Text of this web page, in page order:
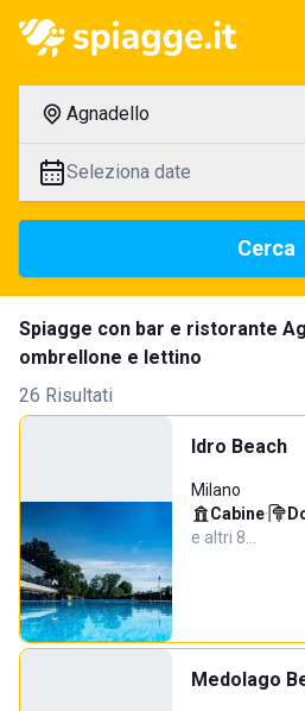
Agnadello
Seleziona date
Cerca
Spiagge con bar e ristorante
ombrellone e lettino
26 Risultati
Idro Beach
Milano
Cabine·
e altri 8…
Medolago